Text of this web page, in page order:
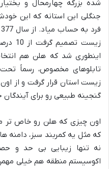
شده بزرگه چهارمحال و
جنگلی این استانه که این
تابلوهای مخصوص، رسماً
زیست استان قرار گرفت و از
گنجینه طبیعی رو برای
اون چیزی که هلن رو خاص تر
که مثل یه کمربند سبز، دامنه
نه تنها زیبایی بی حد و
اکوسیستم منطقه هم خیلی